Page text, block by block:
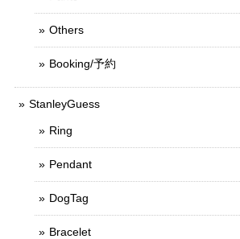
Others
Booking/予約
StanleyGuess
Ring
Pendant
DogTag
Bracelet